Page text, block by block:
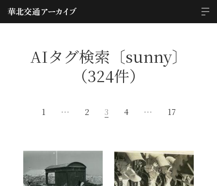
AIタグ検索〔sunny〕
（324件）
1 … 2 3 4 … 17